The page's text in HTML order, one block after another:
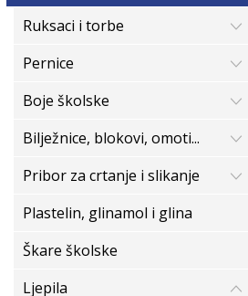
Ruksaci i torbe
Pernice
Boje školske
Bilježnice, blokovi, omoti...
Pribor za crtanje i slikanje
Plastelin, glinamol i glina
Škare školske
Ljepila